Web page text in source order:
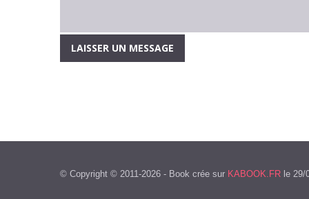
© Copyright © 2011-2026 - Book crée sur KABOOK.FR le 29/